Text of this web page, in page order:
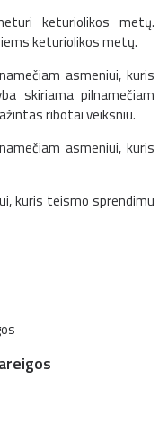
keturiolikos metų.
keturiolikos metų.
asmeniui, kuris
skiriama pilnamečiam
ribotai veiksniu.
asmeniui, kuris
kuris teismo sprendimu